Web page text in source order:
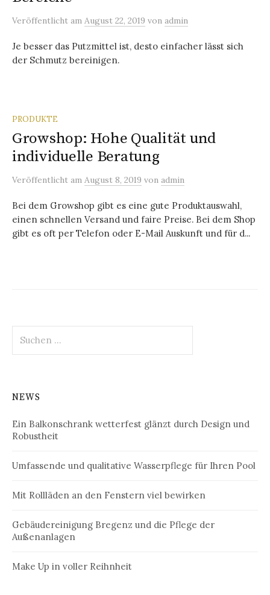
Veröffentlicht am August 22, 2019 von admin
Je besser das Putzmittel ist, desto einfacher lässt sich
der Schmutz bereinigen.
PRODUKTE
Growshop: Hohe Qualität und
individuelle Beratung
Veröffentlicht am August 8, 2019 von admin
Bei dem Growshop gibt es eine gute Produktauswahl,
einen schnellen Versand und faire Preise. Bei dem Shop
gibt es oft per Telefon oder E-Mail Auskunft und für d...
nach:
NEWS
Ein Balkonschrank wetterfest glänzt durch Design und
Robustheit
Umfassende und qualitative Wasserpflege für Ihren Pool
Mit Rollläden an den Fenstern viel bewirken
Gebäudereinigung Bregenz und die Pflege der
Außenanlagen
Make Up in voller Reihnheit